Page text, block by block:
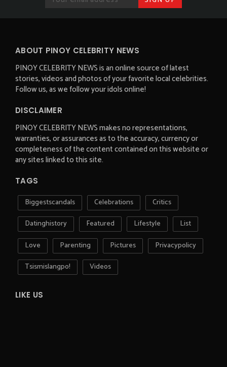
ABOUT PINOY CELEBRITY NEWS
PINOY CELEBRITY NEWS is an online source of latest
stories, videos and photos of your favorite local celebrities.
Follow us, as we follow your idols online!
DISCLAIMER
PINOY CELEBRITY NEWS makes no representations,
warranties, or assurances as to the accuracy, currency or
completeness of the content contained on this website or
any sites linked to this site.
TAGS
Biggestscandals Celebrations
Critics
Datinghistory
Featured Lifestyle
List
Love
Parenting Pictures
Privacypolicy
Tsismislangpo!
Videos
LIKE US